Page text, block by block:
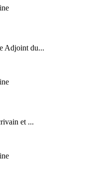
Adjoint du...
et ...